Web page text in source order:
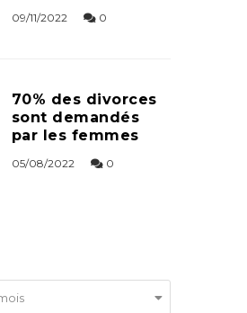
09/11/2022 0
70% des divorces
sont demandés
par les femmes
05/08/2022 0